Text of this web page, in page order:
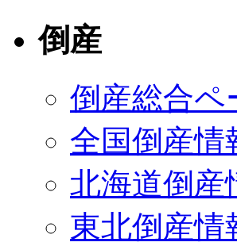
倒産
倒産総合ペ
全国倒産情
北海道倒産
東北倒産情